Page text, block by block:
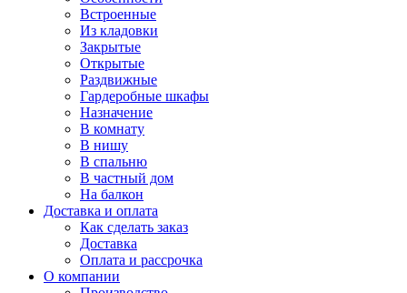
Встроенные
Из кладовки
Закрытые
Открытые
Раздвижные
Гардеробные шкафы
Назначение
В комнату
В нишу
В спальню
В частный дом
На балкон
Доставка и оплата
Как сделать заказ
Доставка
Оплата и рассрочка
О компании